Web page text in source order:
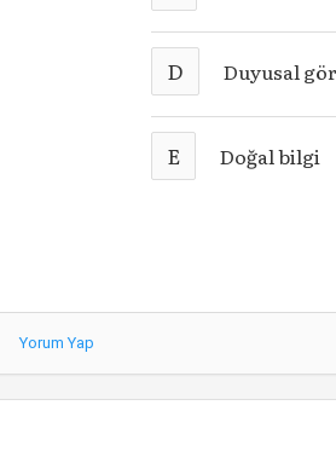
D Duyusal
E Doğal bilgi
Yorum Yap